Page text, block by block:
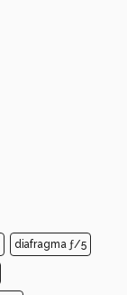
diafragma ƒ/5